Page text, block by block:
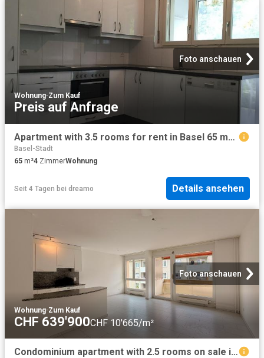
Foto anschauen
Wohnung·Zum Kauf
Preis auf Anfrage
Apartment with 3.5 rooms for rent in Basel 65 m² | dreamo. Ch
Basel-Stadt
65 m²4 ZimmerWohnung
Seit 4 Tagen bei dreamo Details ansehen
Foto anschauen
Wohnung·Zum Kauf
CHF 639'900CHF 10'665/m²
Condominium apartment with 2.5 rooms on sale in Riehen 72 m² | dreamo. Ch